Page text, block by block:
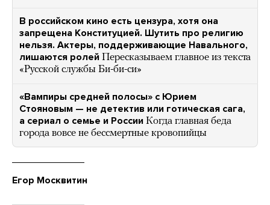
В российском кино есть цензура, хотя она
запрещена Конституцией. Шутить про религию
нельзя. Актеры, поддерживающие Навального,
лишаются ролей Пересказываем главное из текста
«Русской службы Би-би-си»
«Вампиры средней полосы» с Юрием
Стояновым — не детектив или готическая сага,
а сериал о семье и России Когда главная беда
города вовсе не бессмертные кровопийцы
Егор Москвитин